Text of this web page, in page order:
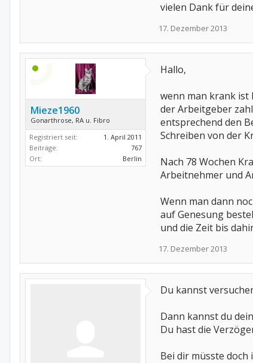
vielen Dank für
17. Dezember 2013
Mieze1960
Gonarthrose, RA u. Fibro
Registriert seit:
1. April 2011
Beiträge:
767
Ort:
Berlin
Hallo,
wenn man krank ist
der Arbeitgeber
entsprechend den
Schreiben von der
Nach 78 Wochen
Arbeitnehmer und
Wenn man dann
auf Genesung
und die Zeit bis
17. Dezember 2013
Du kannst
Dann kannst du
Du hast die
Bei dir müsste